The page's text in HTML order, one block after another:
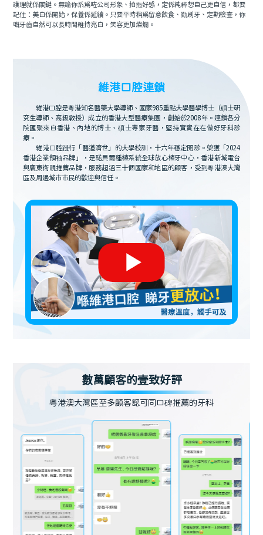
護理就係關鍵。無論你系爲咗公司形象、拍拖好感，定係純粹想自己更自信，都要
記住：美白係開始，保養係延續。只要平時稍爲留意飲食、勤刷牙、定期檢查，你
嘅牙齒自然可以長時間維持亮白，笑容更加燦爛。
維港口腔連鎖
維港口腔是粵港知名醫藥大學導師、國家985重點大學醫學博士（碩士研
究生導師、高級教授）成立的香港大型醫療集團，創始於2008年。連鎖各分
院匯聚來自香港、內地的博士、碩士專家牙醫，堅持實實在在做好牙科診
療。
維港口腔踐行「醫道濟世」的大學校訓，十六年穩定開診。榮獲「2024
香港企業領袖品牌」，是諾貝爾種植系統全球放心植牙中心，香港新城電台
與廣東衛視推薦品牌，服務超過三十個國家和地區的顧客，受到粵港澳大灣
區及周邊城市市民的歡迎與信任。
數萬顧客的壹致好評
粵港澳大灣區至多顧客認可同口碑推薦的牙科